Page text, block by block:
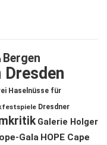
Bergen
Haselnüsse für
Dresdner
Galerie Holger
Gala HOPE Cape